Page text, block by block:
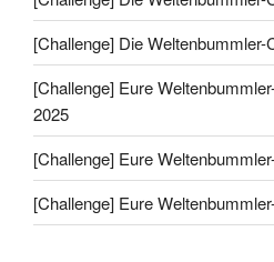
[Challenge] Die
[Challenge] Eure
2025
[Challenge] Eure
[Challenge] Eure